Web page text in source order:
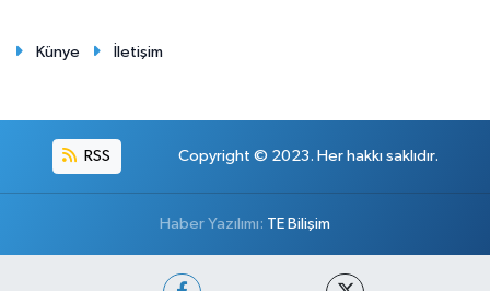
Künye İletişim
RSS Copyright © 2023. Her hakkı saklıdır.
Haber Yazılımı: TE Bilişim